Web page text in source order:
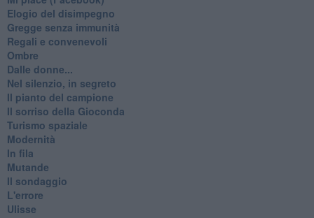
Elogio del disimpegno
Gregge senza immunità
Regali e convenevoli
Ombre
Dalle donne...
Nel silenzio, in segreto
Il pianto del campione
Il sorriso della Gioconda
Turismo spaziale
Modernità
In fila
Mutande
Il sondaggio
L'errore
Ulisse